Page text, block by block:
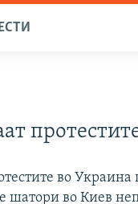
во
шатори во Киев